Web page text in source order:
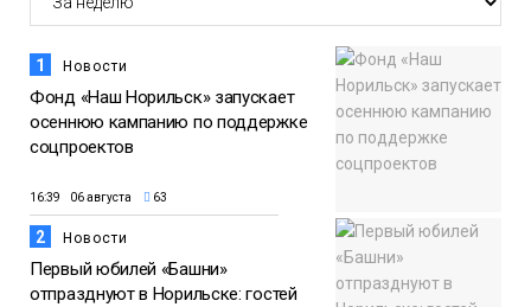
1 Новости
Фонд «Наш Норильск» запускает
осеннюю кампанию по поддержке
соцпроектов
16:39 06 августа 63
2 Новости
Первый юбилей «Башни»
отпразднуют в Норильске: гостей